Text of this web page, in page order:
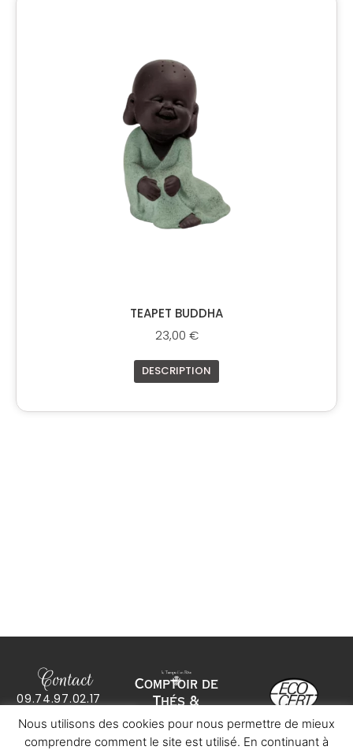
TEAPET BUDDHA
23,00 €
DESCRIPTION
Contact
09.74.97.02.17
13 rue du Marché
– 92160 Antony
Comptoir de
Thés &
Infusions bio
Mentions légales
Nous utilisons des cookies pour nous permettre de mieux
comprendre comment le site est utilisé. En continuant à